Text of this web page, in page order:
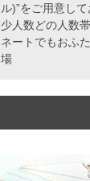
ル)”をご用意し
少人数どの人数
ネートでもおふ
場